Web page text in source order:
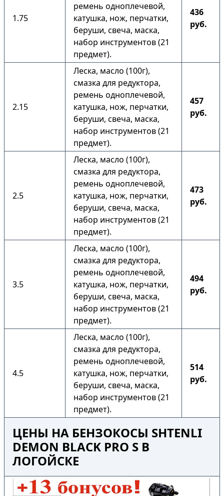
1.75
ремень одноплечевой,
катушка, нож, перчатки,
беруши, свеча, маска,
набор инструментов (21
предмет).
436
руб.
2.15
Леска, масло (100г),
смазка для редуктора,
ремень одноплечевой,
катушка, нож, перчатки,
беруши, свеча, маска,
набор инструментов (21
предмет).
457
руб.
2.5
Леска, масло (100г),
смазка для редуктора,
ремень одноплечевой,
катушка, нож, перчатки,
беруши, свеча, маска,
набор инструментов (21
предмет).
473
руб.
3.5
Леска, масло (100г),
смазка для редуктора,
ремень одноплечевой,
катушка, нож, перчатки,
беруши, свеча, маска,
набор инструментов (21
предмет).
494
руб.
4.5
Леска, масло (100г),
смазка для редуктора,
ремень одноплечевой,
катушка, нож, перчатки,
беруши, свеча, маска,
набор инструментов (21
предмет).
514
руб.
ЦЕНЫ НА БЕНЗОКОСЫ SHTENLI
DEMON BLACK PRO S В
ЛОГОЙСКЕ